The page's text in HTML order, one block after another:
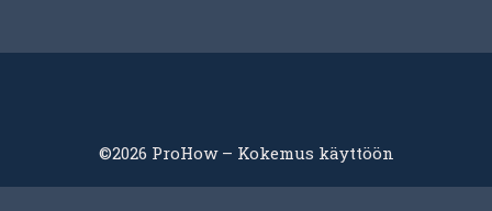
©2026 ProHow – Kokemus käyttöön